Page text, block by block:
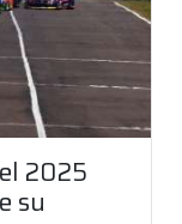
2025
su